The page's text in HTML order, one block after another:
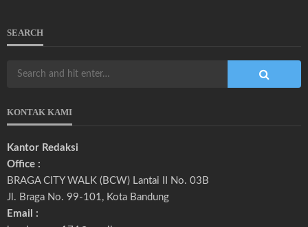
SEARCH
KONTAK KAMI
Kantor Redaksi
Office :
BRAGA CITY WALK (BCW) Lantai II No. 03B
Jl. Braga No. 99-101, Kota Bandung
Email :